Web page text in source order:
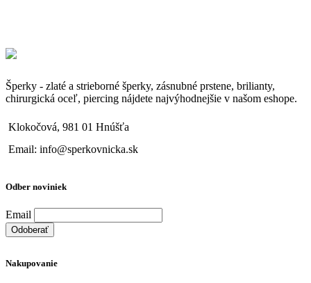
Šperky - zlaté a strieborné šperky, zásnubné prstene, brilianty,
chirurgická oceľ, piercing nájdete najvýhodnejšie v našom eshope.
Klokočová, 981 01 Hnúšťa
Email: info@sperkovnicka.sk
Odber noviniek
Email
Nakupovanie